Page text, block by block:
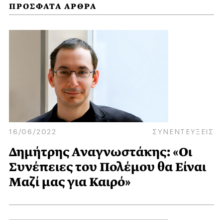
ΠΡΟΣΦΑΤΑ ΑΡΘΡΑ
16/06/2022 ΣΥΝΕΝΤΕΥΞΕΙΣ
Δημήτρης Αναγνωστάκης: «Οι
Συνέπειες του Πολέμου θα Είναι
Μαζί μας για Καιρό»